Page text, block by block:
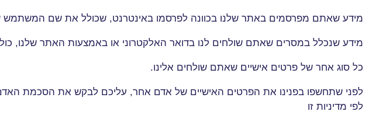
מידע שאתם מפרסמים באתר שלנו בכוונה לפרסמו באינטרנט, שכולל את שם המשתמש
מידע שנכלל במסרים שאתם שולחים לנו בדואר האלקטרוני או באמצעות האתר שלנו,
כל סוג אחר של פרטים אישיים שאתם שולחים אלינו.
לפני שתחשפו בפנינו את הפרטים האישיים של אדם אחר, עליכם לבקש את הסכמת
לפי מדיניות זו